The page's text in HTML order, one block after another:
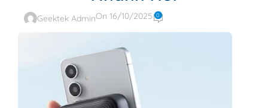
Geektek AdminOn 16/10/2025 0